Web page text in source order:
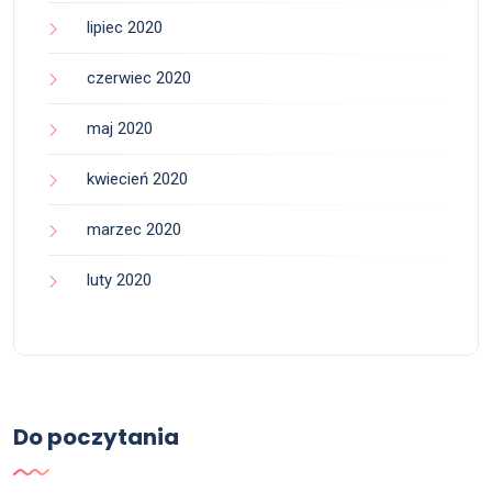
lipiec 2020
czerwiec 2020
maj 2020
kwiecień 2020
marzec 2020
luty 2020
Do poczytania